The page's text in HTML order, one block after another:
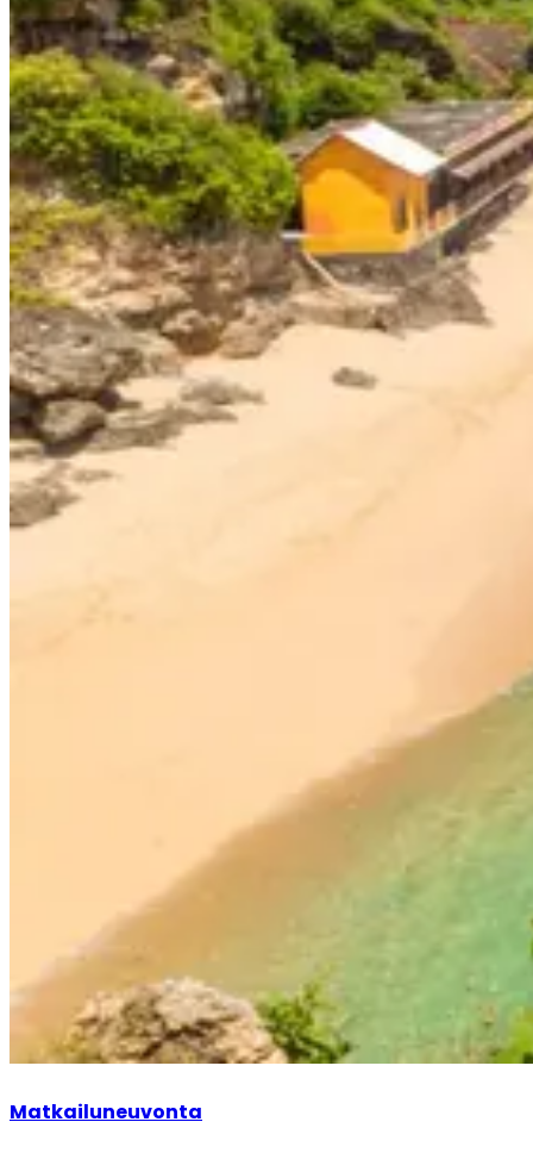
Matkailuneuvonta